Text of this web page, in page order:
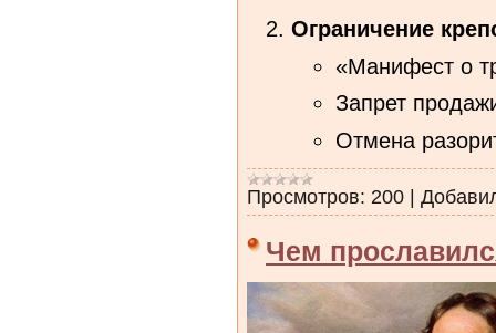
Ограничение
«Манифест о
Запрет
Отмена
Просмотров: 200 |
Чем